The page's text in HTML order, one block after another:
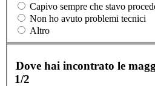
Capivo sempre che stavo
Non ho avuto problemi tecnici
Altro
Dove hai incontrato le
1/2